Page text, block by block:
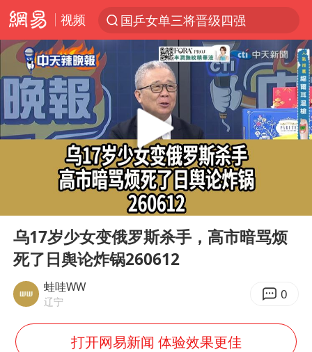
视频
国乒女单三将晋级四强
光影经济撬动暑期消费新蓝海
日本发布排名：“中国第一，美日德韩英法居后”
马克·艾伦退出斯诺克中国公开赛
大V：马科斯把路走绝了
白海豚将正面袭击贯穿浙江
情侣平潭拍日出坠崖1死1伤
杭州全市有序停课
陈思诚零点晒照为佟丽娅庆生
宇树王兴兴被问了360多个问题
Play
乌17岁少女变俄罗斯杀手，高市暗骂烦
死了日舆论炸锅260612
蛙哇WW
辽宁 0
打开网易新闻 体验效果更佳